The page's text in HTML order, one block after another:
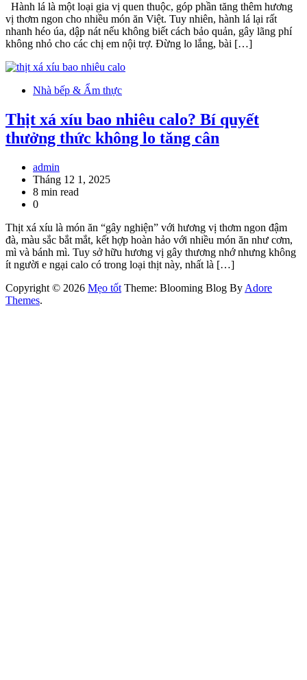
Hành lá là một loại gia vị quen thuộc, góp phần tăng thêm hương
vị thơm ngon cho nhiều món ăn Việt. Tuy nhiên, hành lá lại rất
nhanh héo úa, dập nát nếu không biết cách bảo quản, gây lãng phí
không nhỏ cho các chị em nội trợ. Đừng lo lắng, bài […]
Nhà bếp & Ẩm thực
Thịt xá xíu bao nhiêu calo? Bí quyết
thưởng thức không lo tăng cân
admin
Tháng 12 1, 2025
8 min read
0
Thịt xá xíu là món ăn “gây nghiện” với hương vị thơm ngon đậm
đà, màu sắc bắt mắt, kết hợp hoàn hảo với nhiều món ăn như cơm,
mì và bánh mì. Tuy sở hữu hương vị gây thương nhớ nhưng không
ít người e ngại calo có trong loại thịt này, nhất là […]
Copyright © 2026 Mẹo tốt Theme: Blooming Blog By Adore
Themes.